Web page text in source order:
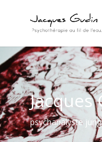
Jacques
psychanalyste